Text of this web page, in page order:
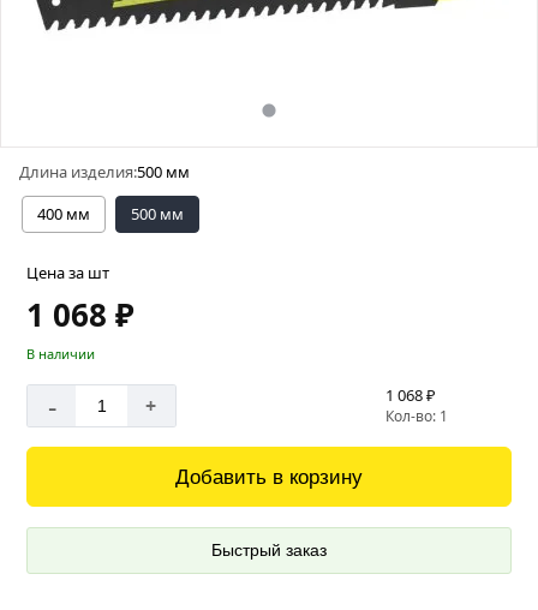
Длина изделия:500 мм
400 мм
500 мм
Цена за шт
1 068 ₽
В наличии
- + 1 068 ₽
Кол-во: 1
Добавить в корзину
Быстрый заказ